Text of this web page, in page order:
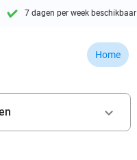
7 dagen per week beschikbaar
Home
keyboard_arrow_down